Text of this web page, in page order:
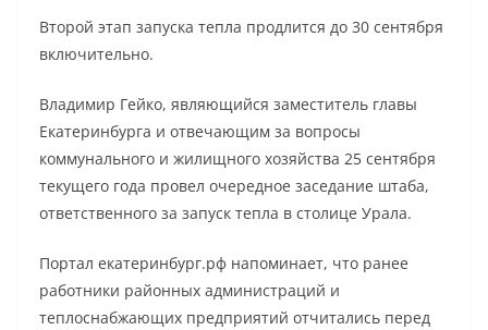
Второй этап запуска тепла продлится до 30 сентября
включительно.
Владимир Гейко, являющийся заместитель главы
Екатеринбурга и отвечающим за вопросы
коммунального и жилищного хозяйства 25 сентября
текущего года провел очередное заседание штаба,
ответственного за запуск тепла в столице Урала.
Портал екатеринбург.рф напоминает, что ранее
работники районных администраций и
теплоснабжающих предприятий отчитались перед